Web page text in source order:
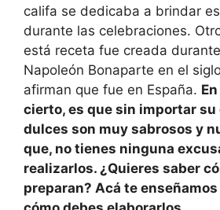
califa se dedicaba a brindar
durante las celebraciones.
está receta fue creada
Napoleón Bonaparte en el
afirman que fue en España.
cierto, es que sin importar su
dulces son muy sabrosos y
que, no tienes ninguna
realizarlos. ¿Quieres saber
preparan? Acá te